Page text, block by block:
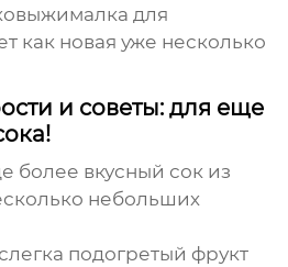
для
как новая уже несколько
и советы: для еще
более вкусный сок из
небольших
подогретый фрукт